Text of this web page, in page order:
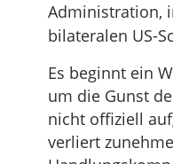
Administration,
bilateralen US-
Es beginnt ein
um die Gunst
nicht offiziell
verliert